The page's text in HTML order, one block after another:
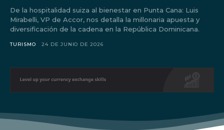
Don't miss
out!
to stay in the loop.
De la hospitalidad suiza al bienestar en Punta Cana: Luis
Mirabelli, VP de Accor, nos detalla la millonaria apuesta y
diversificación de la cadena en la República Dominicana.
TURISMO 24 DE JUNIO DE 2026